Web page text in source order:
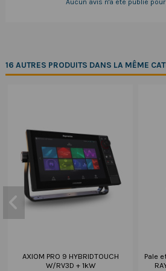
Aucun avis n'a été publié
16 AUTRES PRODUITS DANS LA MÊME
AXIOM PRO 9 HYBRIDTOUCH
W/RV3D + 1kW
Pale